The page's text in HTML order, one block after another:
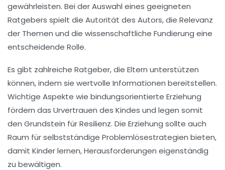
gewährleisten. Bei der Auswahl eines geeigneten
Ratgebers spielt die Autorität des Autors, die Relevanz
der Themen und die wissenschaftliche Fundierung eine
entscheidende Rolle.
Es gibt zahlreiche Ratgeber, die Eltern unterstützen
können, indem sie wertvolle Informationen bereitstellen.
Wichtige Aspekte wie bindungsorientierte Erziehung
fördern das Urvertrauen des Kindes und legen somit
den Grundstein für Resilienz. Die Erziehung sollte auch
Raum fürselbstständige Problemlösestrategien bieten,
damit Kinder lernen, Herausforderungen eigenständig
zu bewältigen.